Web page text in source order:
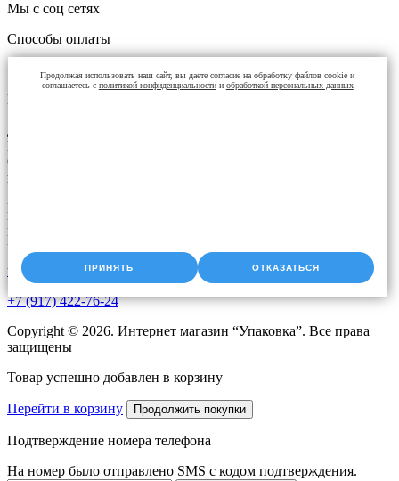
Мы с соц сетях
Способы оплаты
Контакты
Доставка упаковки: Уфа, Казань, Набережные Челны,
Екатеринбург, Челябинск, Оренбург, Самара, Пермь, Курган.
Оперативная доставка до адреса. Скидки постоянным
клиентам. Звоните!
Время работы:
Пн-Чт с 9:00 до 18:00
Пт с 9.00 до 17.00
upak2008@bk.ru
+7 (917) 422-76-24
Copyright © 2026. Интернет магазин “Упаковка”. Все права
защищены
Товар успешно добавлен в корзину
Перейти в корзину Продолжить покупки
Подтверждение номера телефона
На номер было отправлено SMS с кодом подтверждения.
Продолжая использовать наш сайт, вы даете согласие на обработку файлов cookie и
соглашаетесь с политикой конфиденциальностии обработкой персональных данных
ПРИНЯТЬ ОТКАЗАТЬСЯ